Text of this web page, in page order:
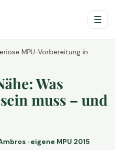
☰
MPU-Vorbereitung in
Was
muss – und
· eigene MPU 2015